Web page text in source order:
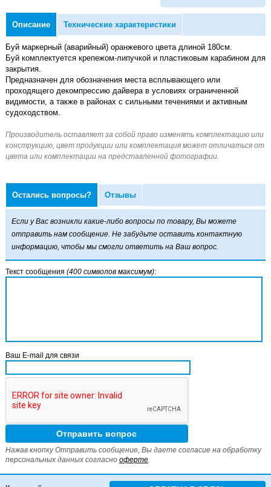
Описание Технические характеристики
Буй маркерный (аварийный) оранжевого цвета длиной 180см.
Буй комплектуется крепежом-липучкой и пластиковым карабином для
закрытия.
Предназначен для обозначения места всплывающего или
проходящего декомпрессию дайвера в условиях ограниченной
видимости, а также в районах с сильными течениями и активным
судоходством.
Остались вопросы? Отзывы
Если у Вас возникли какие-либо вопросы по товару, Вы можете
отправить нам сообщение. Не забудьте оставить контактную
информацию, чтобы мы смогли ответить на Ваш вопрос.
Текст сообщения (400 символов максимум):
Ваш E-mail для связи
Нажав кнопку Отправить сообщение, Вы даете согласие на обработку
персональных данных согласно оферте.